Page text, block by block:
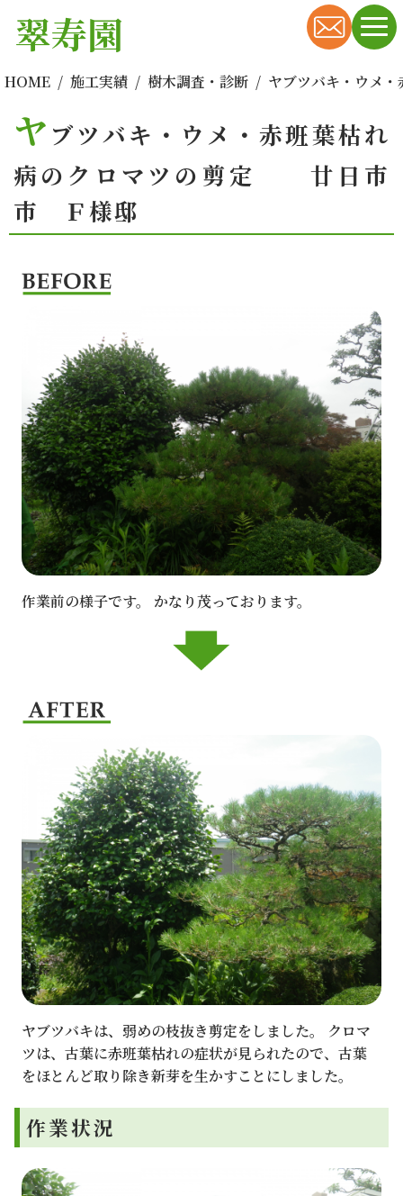
翠寿園
HOME 施工実績 樹木調査・診断 ヤブツバキ・ウメ
ヤ ブツバキ・ウメ・赤班葉枯れ
病のクロマツの剪定 廿日市
市 Ｆ様邸
作業前の様子です。 かなり茂っております。
ヤブツバキは、弱めの枝抜き剪定をしました。 クロマ
ツは、古葉に赤班葉枯れの症状が見られたので、古葉
をほとんど取り除き新芽を生かすことにしました。
作業状況